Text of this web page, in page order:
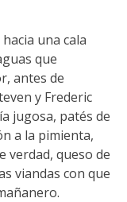
una cala
que
antes de
y Frederic
jugosa, patés de
a la pimienta,
verdad, queso de
viandas con que